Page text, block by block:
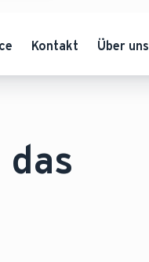
Kontakt Über uns